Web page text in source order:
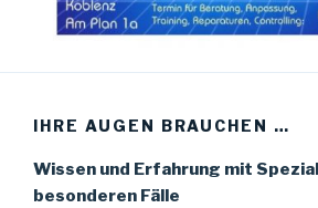
IHRE AUGEN BRAUCHEN …
Wissen und Erfahrung mit
besonderen Fälle